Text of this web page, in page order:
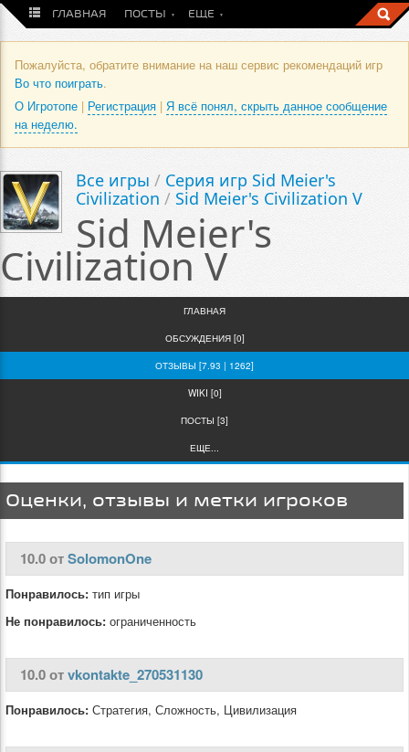
ГЛАВНАЯ ПОСТЫ ЕЩЕ
Пожалуйста, обратите внимание на наш сервис рекомендаций игр
Во что поиграть.
О Игротопе | Регистрация | Я всё понял, скрыть данное сообщение
на неделю.
Все игры / Серия игр Sid Meier's
Civilization / Sid Meier's Civilization V
Sid Meier's
Civilization V
ГЛАВНАЯ
ОБСУЖДЕНИЯ [0]
ОТЗЫВЫ [7.93 | 1262]
WIKI [0]
ПОСТЫ [3]
ЕЩЕ...
Оценки, отзывы и метки игроков
10.0 отSolomonOne
Понравилось: тип игры
Не понравилось: ограниченность
10.0 отvkontakte_270531130
Понравилось: Стратегия, Сложность, Цивилизация